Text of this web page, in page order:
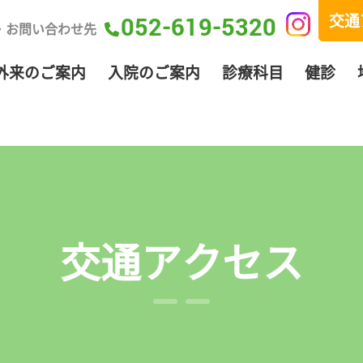
お問い合わせ先 052-619-5320 交
来のご案内 入院のご案内 診療科目 健診
交通アクセス